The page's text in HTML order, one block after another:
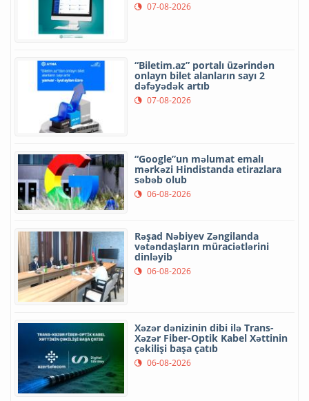
07-08-2026
“Biletim.az” portalı üzərindən
onlayn bilet alanların sayı 2
dəfəyədək artıb
07-08-2026
“Google”un məlumat emalı
mərkəzi Hindistanda etirazlara
səbəb olub
06-08-2026
Rəşad Nəbiyev Zəngilanda
vətəndaşların müraciətlərini
dinləyib
06-08-2026
Xəzər dənizinin dibi ilə Trans-
Xəzər Fiber-Optik Kabel Xəttinin
çəkilişi başa çatıb
06-08-2026